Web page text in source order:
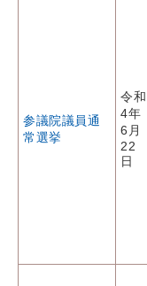
参議院議員通
常選挙
令和
4年
6月
22
日